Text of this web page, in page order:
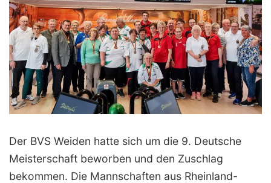
Der BVS Weiden hatte sich um die 9. Deutsche
Meisterschaft beworben und den Zuschlag
bekommen. Die Mannschaften aus Rheinland-